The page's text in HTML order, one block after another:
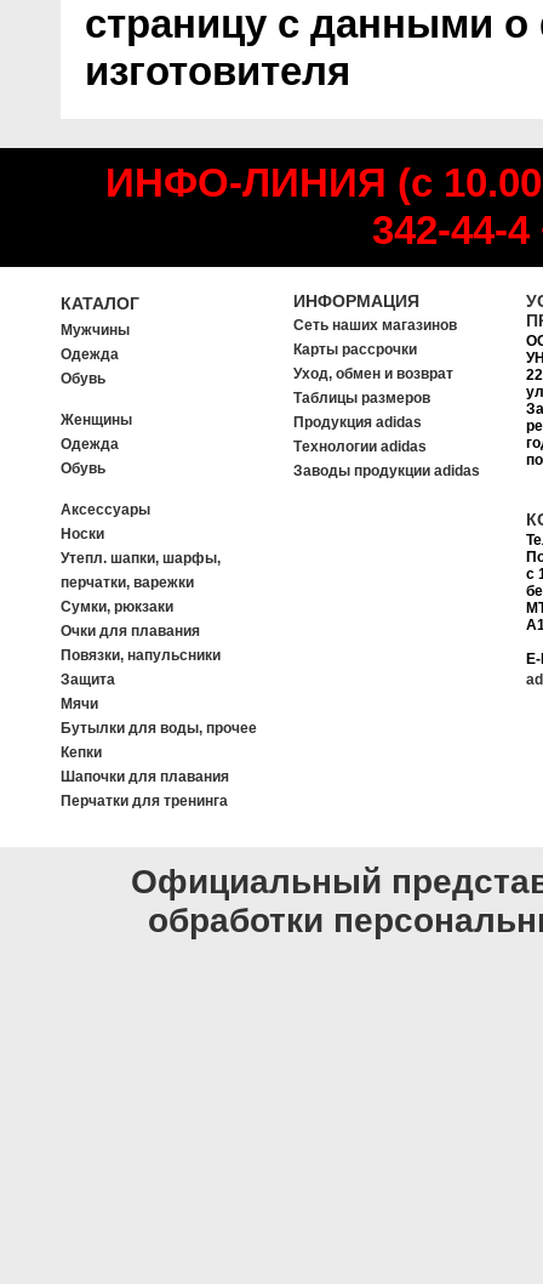
страницу с данными
изготовителя
ИНФО-ЛИНИЯ (с
342-44-4
КАТАЛОГ
Мужчины
Одежда
Обувь
Женщины
Одежда
Обувь
Аксессуары
Носки
Утепл. шапки, шарфы,
перчатки, варежки
Сумки, рюкзаки
Очки для плавания
Повязки, напульсники
Защита
Мячи
Бутылки для воды, прочее
Кепки
Шапочки для плавания
Перчатки для тренинга
ИНФОРМАЦИЯ
Сеть наших магазинов
Карты рассрочки
Уход, обмен и возврат
Таблицы размеров
Продукция adidas
Tехнологии adidas
Заводы продукции adidas
с
Официальный
обработки